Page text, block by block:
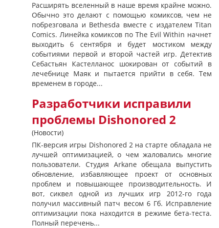
Расширять вселенный в наше время крайне можно.
Обычно это делают с помощью комиксов, чем не
побрезговала и Bethesda вместе с издателем Titan
Comics. Линейка комиксов по The Evil Within начнет
выходить 6 сентября и будет мостиком между
событиями первой и второй частей игр. Детектив
Себастьян Кастелланос шокирован от событий в
лечебнице Маяк и пытается прийти в себя. Тем
временем в городе...
Разработчики исправили
проблемы Dishonored 2
(Новости)
ПК-версия игры Dishonored 2 на старте обладала не
лучшей оптимизацией, о чем жаловались многие
пользователи. Студия Arkane обещала выпустить
обновление, избавляющее проект от основных
проблем и повышающее производительность. И
вот, сиквел одной из лучших игр 2012-го года
получил массивный патч весом 6 Гб. Исправление
оптимизации пока находится в режиме бета-теста.
Полный перечень...